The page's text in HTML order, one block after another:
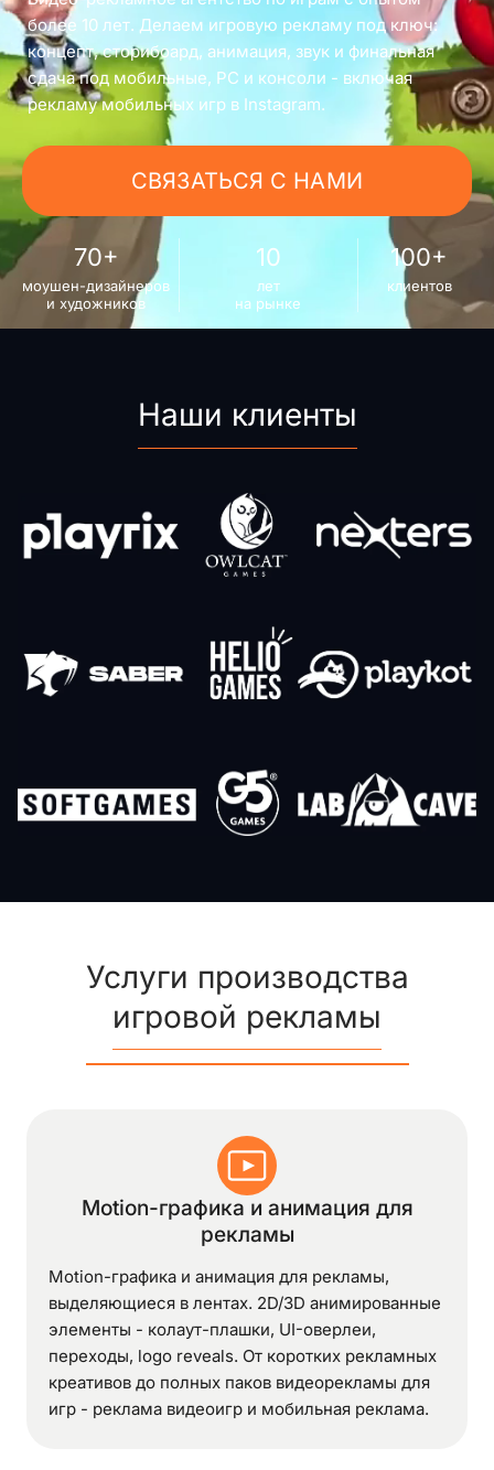
более 10 лет. Делаем игровую рекламу под ключ:
концепт, сторибоард, анимация, звук и финальная
сдача под мобильные, PC и консоли - включая
рекламу мобильных игр в Instagram.
СВЯЗАТЬСЯ С НАМИ
70+
моушен-дизайнеров
и художников
10
лет
на рынке
100+
клиентов
Наши клиенты
Услуги производства
игровой рекламы
Motion-графика и анимация для
рекламы
Motion-графика и анимация для рекламы,
выделяющиеся в лентах. 2D/3D анимированные
элементы - колаут-плашки, UI-оверлеи,
переходы, logo reveals. От коротких рекламных
креативов до полных паков видеорекламы для
игр - реклама видеоигр и мобильная реклама.